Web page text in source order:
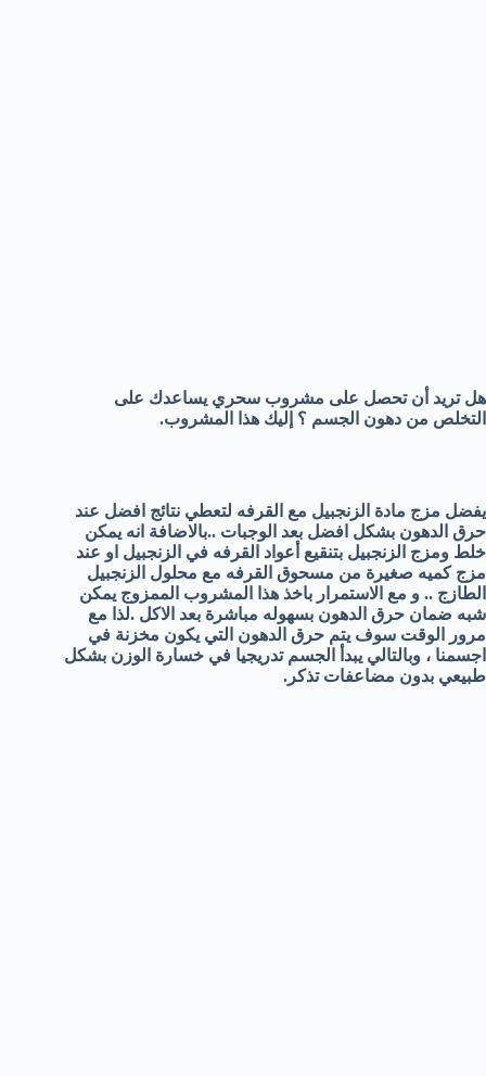
هل تريد أن تحصل على مشروب سحري يساعدك على
التخلص من دهون الجسم ؟ إليك هذا المشروب.
يفضل مزج مادة الزنجبيل مع القرفه لتعطي نتائج افضل عند
حرق الدهون بشكل افضل بعد الوجبات ..بالاضافة انه يمكن
خلط ومزج الزنجبيل بتنقيع أعواد القرفه في الزنجبيل او عند
مزج كميه صغيرة من مسحوق القرفه مع محلول الزنجبيل
الطازج .. و مع الاستمرار باخذ هذا المشروب الممزوج يمكن
شبه ضمان حرق الدهون بسهوله مباشرة بعد الاكل .لذا مع
مرور الوقت سوف يتم حرق الدهون التي يكون مخزنة في
اجسمنا ، وبالتالي يبدأ الجسم تدريجيا في خسارة الوزن بشكل
طبيعي بدون مضاعفات تذكر.